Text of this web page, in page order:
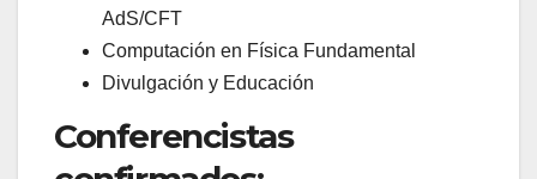
AdS/CFT
Computación en Física Fundamental
Divulgación y Educación
Conferencistas